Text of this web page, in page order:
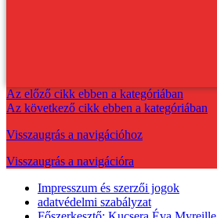
Az előző cikk ebben a kategóriában
Az következő cikk ebben a kategóriában
Visszaugrás a navigációhoz
Visszaugrás a navigációra
Impresszum és szerzői jogok
adatvédelmi szabályzat